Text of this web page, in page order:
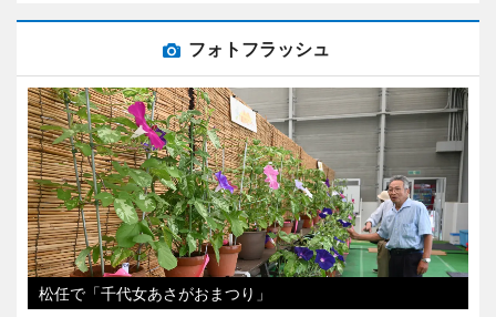
フォトフラッシュ
松任で「千代女あさがおまつり」